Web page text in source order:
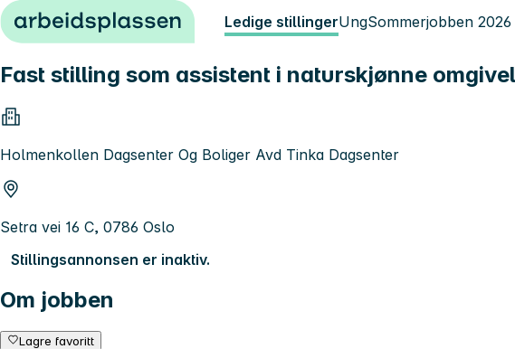
Hopp til innhold Ledige stillingerUngSommerjobben 2026
Fast stilling som assistent i naturskjønne
Holmenkollen Dagsenter Og Boliger Avd Tinka Dagsenter
Setra vei 16 C, 0786 Oslo
Stillingsannonsen er inaktiv.
Om jobben
Lagre favoritt